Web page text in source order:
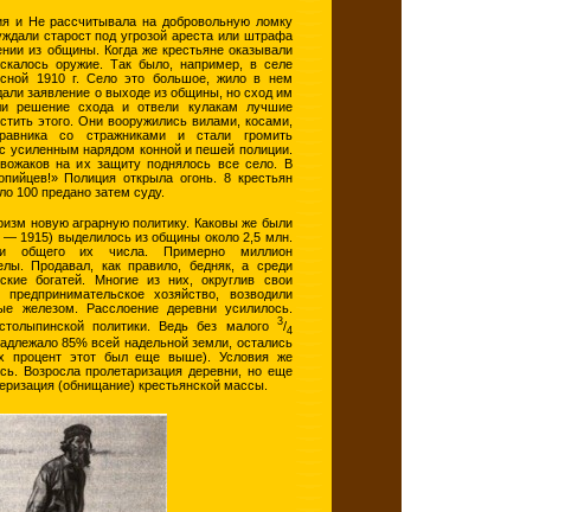
и Не рассчитывала на добровольную ломку
старост под угрозой ареста или штрафа
из общины. Когда же крестьяне оказывали
оружие. Так было, например, в селе
1910 г. Село это большое, жило в нем
заявление о выходе из общины, но сход им
решение схода и отвели кулакам лучшие
этого. Они вооружились вилами, косами,
со стражниками и стали громить
усиленным нарядом конной и пешей полиции.
на их защиту поднялось все село. В
Полиция открыла огонь. 8 крестьян
100 предано затем суду.
новую аграрную политику. Каковы же были
— 1915) выделилось из общины около 2,5 млн.
общего их числа. Примерно миллион
Продавал, как правило, бедняк, а среди
богатей. Многие из них, округлив свои
хозяйство, возводили
железом. Расслоение деревни усилилось.
политики. Ведь без малого
3/4
85% всей надельной земли, остались
процент этот был еще выше). Условия же
Возросла пролетаризация деревни, но еще
(обнищание) крестьянской массы.